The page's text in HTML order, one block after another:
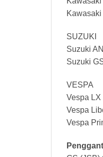
SUZUKI
Suzuki
Suzuki
VESPA
Vespa LX
Vespa
Vespa